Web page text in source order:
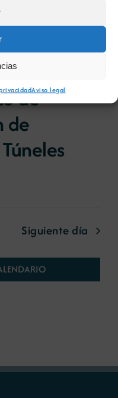
Aviso legal
de
de
/31 de octubre
Siguiente día